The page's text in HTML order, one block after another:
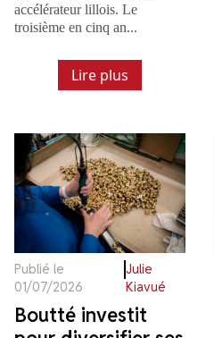
accélérateur lillois. Le
troisième en cinq an...
Lire plus
Publié le
01/07/2026
Julie
Kiavué
Boutté investit